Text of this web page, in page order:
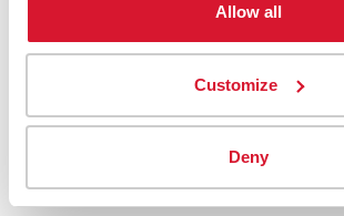
Allow all
Customize
Deny
Apoio
Contacte as nossas equipas de
para que as suas
virtual ou presencial sejam